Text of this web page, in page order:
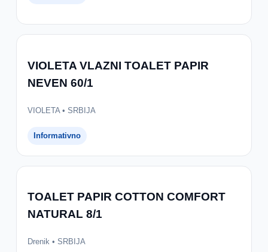
VIOLETA VLAZNI TOALET PAPIR
NEVEN 60/1
VIOLETA • SRBIJA
Informativno
TOALET PAPIR COTTON COMFORT
NATURAL 8/1
Drenik • SRBIJA